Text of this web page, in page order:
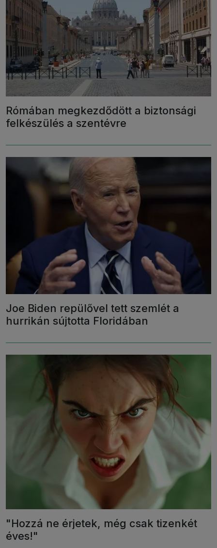
Rómában megkezdődött a biztonsági
felkészülés a szentévre
Joe Biden repülővel tett szemlét a
hurrikán sújtotta Floridában
"Hozzá ne érjetek, még csak tizenkét
éves!"